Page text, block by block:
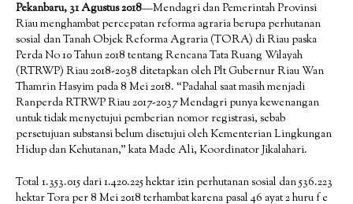
Pekanbaru, 31 Agustus 2018—Mendagri dan Pemerintah Provinsi
Riau menghambat percepatan reforma agraria berupa perhutanan
sosial dan Tanah Objek Reforma Agraria (TORA) di Riau paska
Perda No 10 Tahun 2018 tentang Rencana Tata Ruang Wilayah
(RTRWP) Riau 2018-2038 ditetapkan oleh Plt Gubernur Riau Wan
Thamrin Hasyim pada 8 Mei 2018. “Padahal saat masih menjadi
Ranperda RTRWP Riau 2017-2037 Mendagri punya kewenangan
untuk tidak menyetujui pemberian nomor registrasi, sebab
persetujuan substansi belum disetujui oleh Kementerian Lingkungan
Hidup dan Kehutanan,” kata Made Ali, Koordinator Jikalahari.
Total 1.353.015 dari 1.420.225 hektar izin perhutanan sosial dan 536.223
hektar Tora per 8 Mei 2018 terhambat karena pasal 46 ayat 2 huru f e